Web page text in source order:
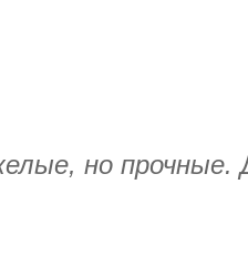
но прочные.